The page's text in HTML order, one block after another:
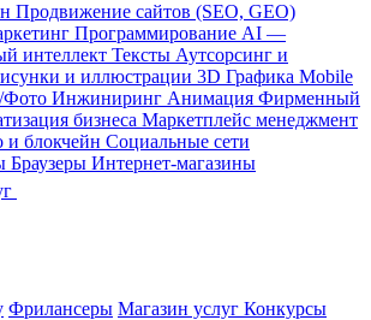
Продвижение сайтов (SEO, GEO)
Программирование AI —
интеллект Тексты Аутсорсинг и
и иллюстрации 3D Графика Mobile
Фото Инжиниринг Анимация Фирменный
бизнеса Маркетплейс менеджмент
и блокчейн Социальные сети
Браузеры Интернет-магазины
Фрилансеры Магазин услуг Конкурсы